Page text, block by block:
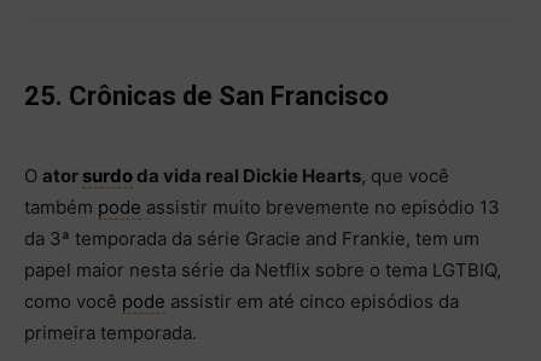
25. Crônicas de San Francisco
O ator surdo da vida real Dickie Hearts, que você
também pode assistir muito brevemente no episódio 13
da 3ª temporada da série Gracie and Frankie, tem um
papel maior nesta série da Netflix sobre o tema LGTBIQ,
como você pode assistir em até cinco episódios da
primeira temporada.